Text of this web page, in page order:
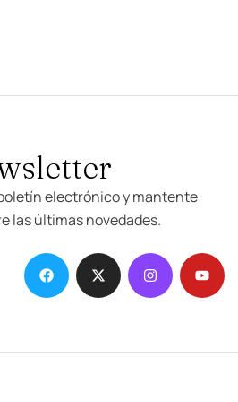
electrónico y mantente
las últimas novedades.